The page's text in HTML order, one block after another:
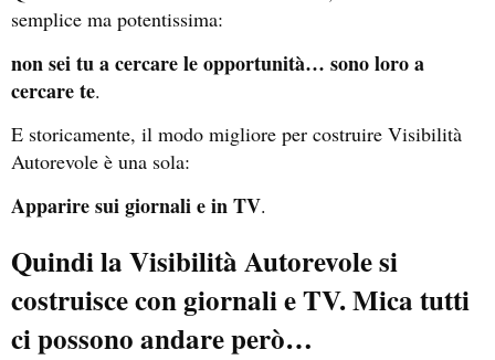
semplice ma potentissima:
non sei tu a cercare le opportunità… sono loro a
cercare te.
E storicamente, il modo migliore per costruire Visibilità
Autorevole è una sola:
Apparire sui giornali e in TV.
Quindi la Visibilità Autorevole si
costruisce con giornali e TV. Mica tutti
ci possono andare però…